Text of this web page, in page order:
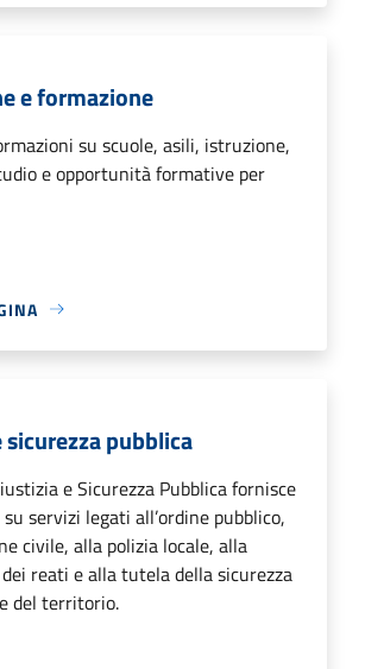
e formazione
su scuole, asili, istruzione,
e opportunità formative per
sicurezza pubblica
e Sicurezza Pubblica fornisce
servizi legati all’ordine pubblico,
civile, alla polizia locale, alla
reati e alla tutela della sicurezza
del territorio.